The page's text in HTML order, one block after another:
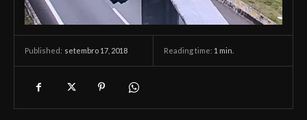
Published: setembro 17, 2018 Reading time: 1 min.